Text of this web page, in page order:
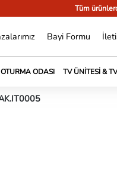
Tüm
Bayi Formu
OTURMA ODASI TV ÜNITESI &